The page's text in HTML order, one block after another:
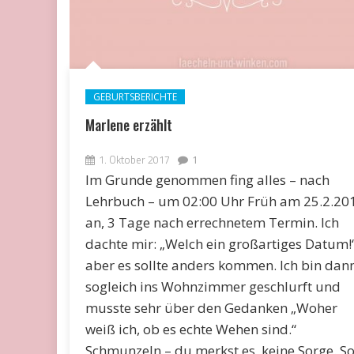
GEBURTSBERICHTE
Marlene erzählt
1. Oktober 2017 1
Im Grunde genommen fing alles – nach
Lehrbuch – um 02:00 Uhr Früh am
an, 3 Tage nach errechnetem Termin. Ich
dachte mir: „Welch ein großartiges
aber es sollte anders kommen. Ich bin
sogleich ins Wohnzimmer geschlurft und
musste sehr über den Gedanken „Woher
weiß ich, ob es echte Wehen sind.“
Schmunzeln – du merkst es, keine Sorge. So